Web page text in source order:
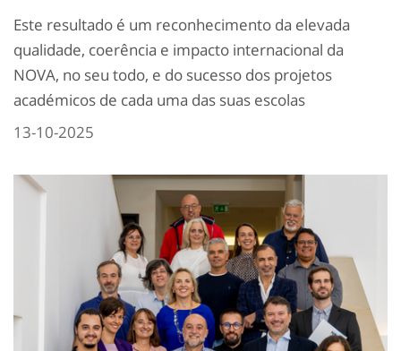
Este resultado é um reconhecimento da elevada
qualidade, coerência e impacto internacional da
NOVA, no seu todo, e do sucesso dos projetos
académicos de cada uma das suas escolas
13-10-2025